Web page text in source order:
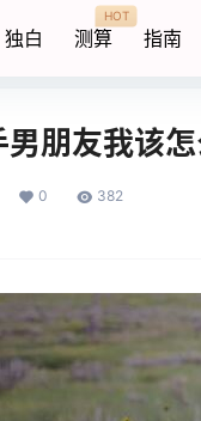
独白 测算
HOT
指南
朋友我该
0 382